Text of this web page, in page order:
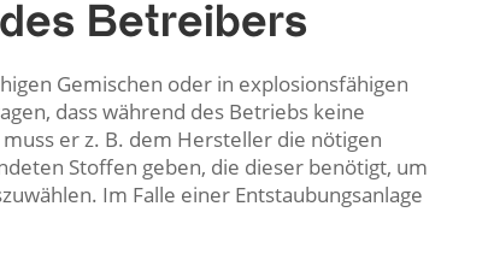
Betreibers
Gemischen oder in explosionsfähigen
dass während des Betriebs keine
er z. B. dem Hersteller die nötigen
Stoffen geben, die dieser benötigt, um
Im Falle einer Entstaubungsanlage